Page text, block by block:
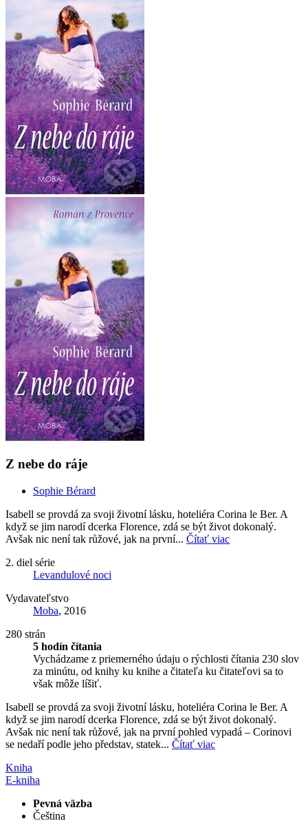
Z nebe do ráje
Sophie Bérard
Isabell se provdá za svoji životní lásku, hoteliéra Corina le Ber. A
když se jim narodí dcerka Florence, zdá se být život dokonalý.
Avšak nic není tak růžové, jak na první... Čítať viac
2. diel série
Levandulové noci
Vydavateľstvo
Moba, 2016
280 strán
5 hodín čítania
Vychádzame z priemerného údaju o rýchlosti čítania 230 slov
za minútu, od knihy ku knihe a čitateľa ku čitateľovi sa to
však môže líšiť.
Isabell se provdá za svoji životní lásku, hoteliéra Corina le Ber. A
když se jim narodí dcerka Florence, zdá se být život dokonalý.
Avšak nic není tak růžové, jak na první pohled vypadá – Corinovi
se nedaří podle jeho představ, statek... Čítať viac
Kniha
E-kniha
Pevná väzba
Čeština